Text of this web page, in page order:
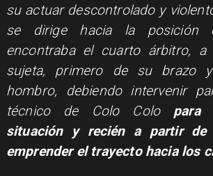
su actuar descontrolado y
se dirige hacia la posición
encontraba el cuarto árbitro, a
sujeta, primero de su brazo
hombro, debiendo intervenir
técnico de Colo Colo para
situación y recién a partir de
emprender el trayecto hacia los